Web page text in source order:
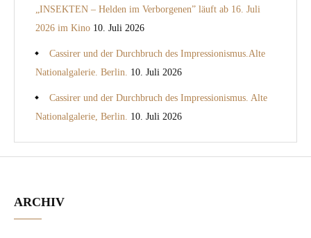
„INSEKTEN – Helden im Verborgenen” läuft ab 16. Juli
2026 im Kino 10. Juli 2026
Cassirer und der Durchbruch des Impressionismus.Alte
Nationalgalerie. Berlin. 10. Juli 2026
Cassirer und der Durchbruch des Impressionismus. Alte
Nationalgalerie, Berlin. 10. Juli 2026
ARCHIV